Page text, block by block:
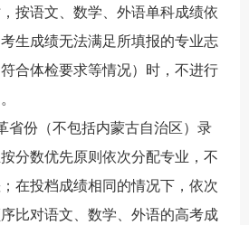
按语文、数学、外语单科成绩依
生成绩无法满足所填报的专业志
合体检要求等情况）时，不进行
省份（不包括内蒙古自治区）录
分数优先原则依次分配专业，不
在投档成绩相同的情况下，依次
比对语文、数学、外语的高考成